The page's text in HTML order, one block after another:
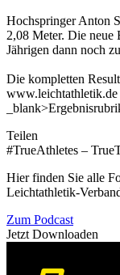
Hochspringer Anton
2,08 Meter. Die neue
Jährigen dann noch
Die kompletten
www.leichtathletik.de
Teilen
#TrueAthletes –
Hier finden Sie alle
Leichtathletik-
Zum Podcast
Jetzt Downloaden